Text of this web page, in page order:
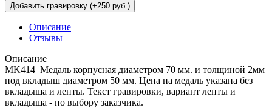
Добавить гравировку (+250 руб.)
Описание
Отзывы
Описание
MK414 Медаль корпусная диаметром 70 мм. и толщиной 2мм
под вкладыш диаметром 50 мм. Цена на медаль указана без
вкладыша и ленты. Текст гравировки, вариант ленты и
вкладыша - по выбору заказчика.